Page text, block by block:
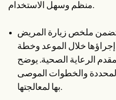
منظم وسهل الاستخدام.
ملخص زيارة المريض
خلال الموعد وخطة
مقدم الرعاية الصحية. يوضح
والخطوات الموصى
بها لمعالجتها.